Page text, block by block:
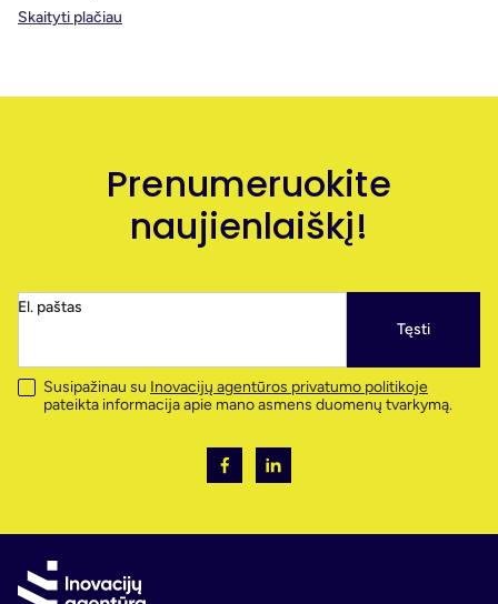
Skaityti plačiau
Prenumeruokite
naujienlaiškį!
El. paštas
Tęsti
Susipažinau su Inovacijų agentūros privatumo politikoje
pateikta informacija apie mano asmens duomenų tvarkymą.